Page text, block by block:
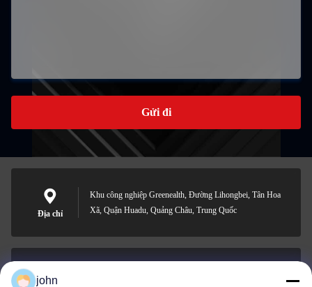
Gửi đi
Địa chỉ
Khu công nghiệp Greenealth, Đường Lihongbei, Tân Hoa
Xã, Quận Huadu, Quảng Châu, Trung Quốc
john